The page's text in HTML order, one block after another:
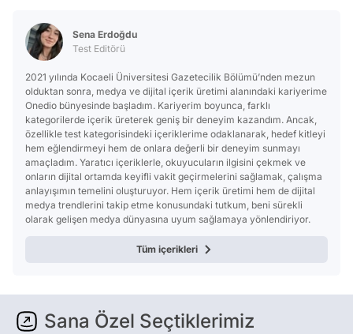
Sena Erdoğdu
Test Editörü
2021 yılında Kocaeli Üniversitesi Gazetecilik Bölümü’nden mezun
olduktan sonra, medya ve dijital içerik üretimi alanındaki kariyerime
Onedio bünyesinde başladım. Kariyerim boyunca, farklı
kategorilerde içerik üreterek geniş bir deneyim kazandım. Ancak,
özellikle test kategorisindeki içeriklerime odaklanarak, hedef kitleyi
hem eğlendirmeyi hem de onlara değerli bir deneyim sunmayı
amaçladım. Yaratıcı içeriklerle, okuyucuların ilgisini çekmek ve
onların dijital ortamda keyifli vakit geçirmelerini sağlamak, çalışma
anlayışımın temelini oluşturuyor. Hem içerik üretimi hem de dijital
medya trendlerini takip etme konusundaki tutkum, beni sürekli
olarak gelişen medya dünyasına uyum sağlamaya yönlendiriyor.
Tüm içerikleri
Sana Özel Seçtiklerimiz